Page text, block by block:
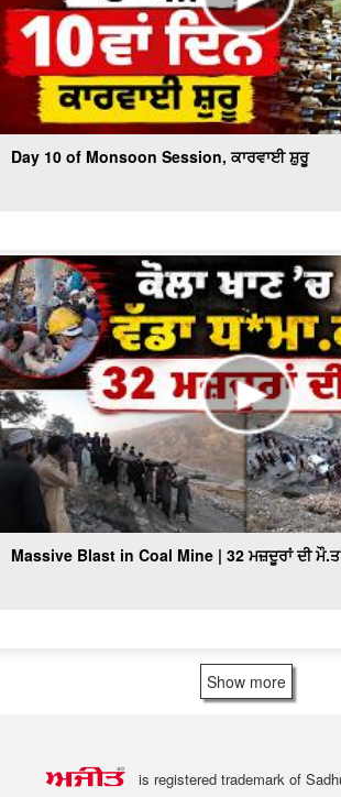
Day 10 of Monsoon Session, ਕਾਰਵਾਈ ਸ਼ੁਰੂ
Massive Blast in Coal Mine | 32 ਮਜ਼ਦੂਰਾਂ ਦੀ ਮੌ.ਤ
Show more
is registered trademark of